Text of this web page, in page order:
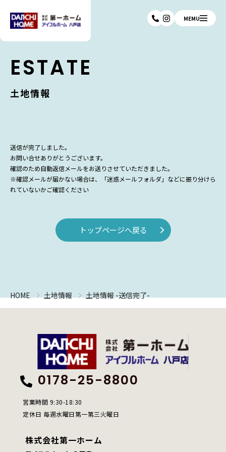
MEMU
ESTATE
土地情報
送信が完了しました。
お問い合せありがとうございます。
確認のため自動返信メールをお送りさせていただきました。
※確認メールが届かない場合は、「迷惑メールフォルダ」などに振り分けら
れていないかご確認ください
トップページへ戻る
HOME 土地情報 土地情報 -送信完了-
0178-25-8800
営業時間 9:30-18:30
定休日 毎週水曜日第一第三火曜日
株式会社第一ホーム